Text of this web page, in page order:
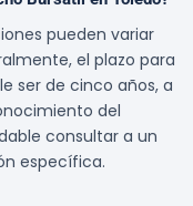
pueden variar
el plazo para
ser de cinco años, a
del
consultar a un
específica.